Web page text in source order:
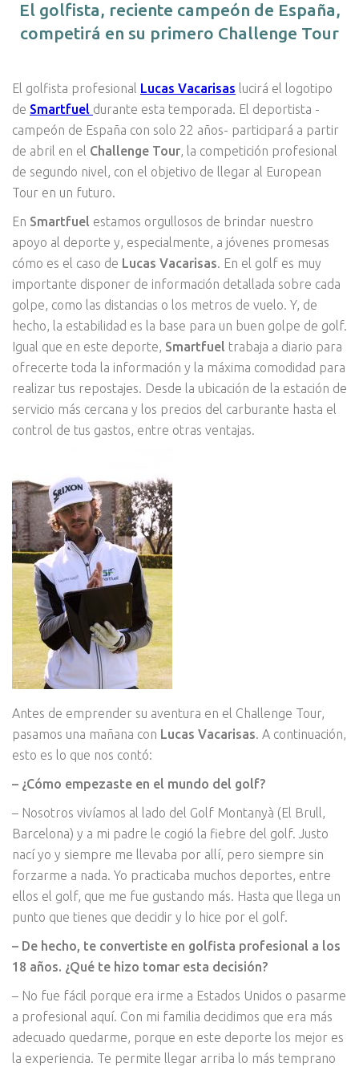
El golfista, reciente campeón de España,
competirá en su primero Challenge Tour
El golfista profesional Lucas Vacarisas lucirá el logotipo
de Smartfuel durante esta temporada. El deportista -
campeón de España con solo 22 años- participará a partir
de abril en el Challenge Tour, la competición profesional
de segundo nivel, con el objetivo de llegar al European
Tour en un futuro.
En Smartfuel estamos orgullosos de brindar nuestro
apoyo al deporte y, especialmente, a jóvenes promesas
cómo es el caso de Lucas Vacarisas. En el golf es muy
importante disponer de información detallada sobre cada
golpe, como las distancias o los metros de vuelo. Y, de
hecho, la estabilidad es la base para un buen golpe de golf.
Igual que en este deporte, Smartfuel trabaja a diario para
ofrecerte toda la información y la máxima comodidad para
realizar tus repostajes. Desde la ubicación de la estación de
servicio más cercana y los precios del carburante hasta el
control de tus gastos, entre otras ventajas.
Antes de emprender su aventura en el Challenge Tour,
pasamos una mañana con Lucas Vacarisas. A continuación,
esto es lo que nos contó:
– ¿Cómo empezaste en el mundo del golf?
– Nosotros vivíamos al lado del Golf Montanyà (El Brull,
Barcelona) y a mi padre le cogió la fiebre del golf. Justo
nací yo y siempre me llevaba por allí, pero siempre sin
forzarme a nada. Yo practicaba muchos deportes, entre
ellos el golf, que me fue gustando más. Hasta que llega un
punto que tienes que decidir y lo hice por el golf.
– De hecho, te convertiste en golfista profesional a los
18 años. ¿Qué te hizo tomar esta decisión?
– No fue fácil porque era irme a Estados Unidos o pasarme
a profesional aquí. Con mi familia decidimos que era más
adecuado quedarme, porque en este deporte los mejor es
la experiencia. Te permite llegar arriba lo más temprano